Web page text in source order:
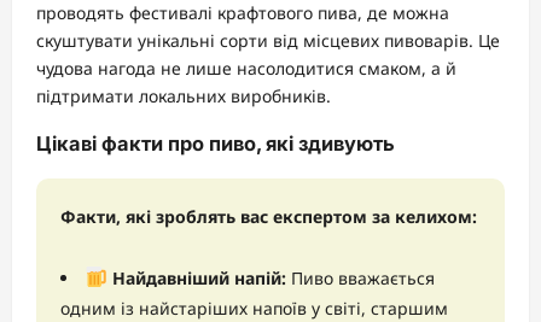
проводять фестивалі крафтового пива, де можна
скуштувати унікальні сорти від місцевих пивоварів. Це
чудова нагода не лише насолодитися смаком, а й
підтримати локальних виробників.
Цікаві факти про пиво, які здивують
Факти, які зроблять вас експертом за келихом:
Найдавніший напій: Пиво вважається
одним із найстаріших напоїв у світі, старшим